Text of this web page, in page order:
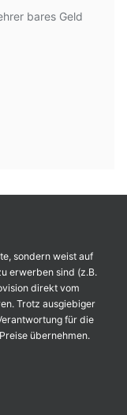
bares Geld
sondern weist auf
erwerben sind (z.B.
direkt vom
Trotz ausgiebiger
für die
übernehmen.